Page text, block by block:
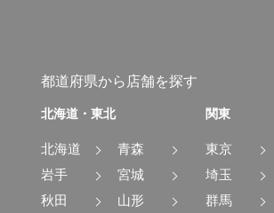
都道府県から店舗を探す
北海道・東北
北海道
青森
岩手
宮城
秋田
山形
関東
東京
埼玉
群馬